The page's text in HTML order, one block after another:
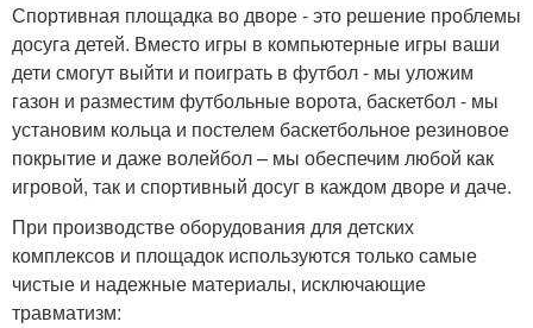
Спортивная площадка во дворе - это решение проблемы
досуга детей. Вместо игры в компьютерные игры ваши
дети смогут выйти и поиграть в футбол - мы уложим
газон и разместим футбольные ворота, баскетбол - мы
установим кольца и постелем баскетбольное резиновое
покрытие и даже волейбол – мы обеспечим любой как
игровой, так и спортивный досуг в каждом дворе и даче.
При производстве оборудования для детских
комплексов и площадок используются только самые
чистые и надежные материалы, исключающие
травматизм: